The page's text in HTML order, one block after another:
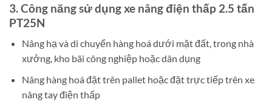
3. Công năng sử dụng xe nâng điện thấp 2.5 tấn
PT25N
Nâng hạ và di chuyển hàng hoá dưới mặt đất, trong nhà
xưởng, kho bãi công nghiệp hoặc dân dụng
Nâng hàng hoá đặt trên pallet hoặc đặt trực tiếp trên xe
nâng tay điện thấp